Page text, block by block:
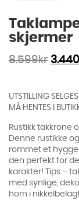
skjermer
8.599kr 3.440
UTSTILLING
MÅ HENTES I
Rustikk takkrone
Denne rustikke
rommet et
den perfekt for
karakter! Tips –
med synlige,
horn i